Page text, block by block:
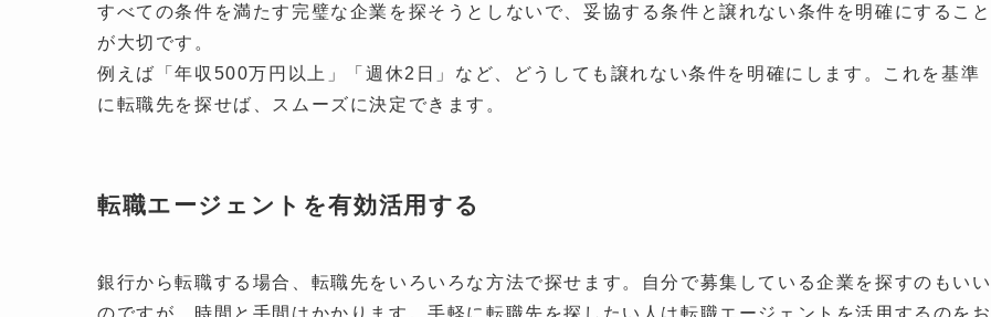
すべての条件を満たす完璧な企業を探そうとしないで、妥協する条件と譲れない条件を明確にすること
が大切です。
例えば「年収500万円以上」「週休2日」など、どうしても譲れない条件を明確にします。これを基準
に転職先を探せば、スムーズに決定できます。
転職エージェントを有効活用する
銀行から転職する場合、転職先をいろいろな方法で探せます。自分で募集している企業を探すのもいい
のですが、時間と手間はかかります。手軽に転職先を探したい人は転職エージェントを活用するのをお